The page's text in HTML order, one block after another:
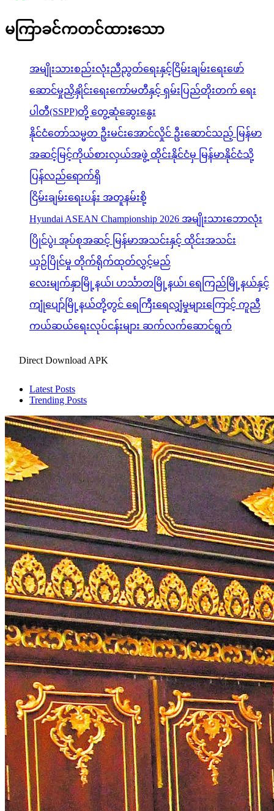
မကြာခင်ကတင်ထားသော
အမျိုးသားစည်းလုံးညီညွတ်ရေးနှင့်ငြိမ်းချမ်းရေးဖော်
ဆောင်မှုညှိနှိုင်းရေးကော်မတီနှင့် ရှမ်းပြည်တိုးတက် ရေး
ပါတီ(SSPP)တို့ တွေ့ဆုံဆွေးနွေး
နိုင်ငံတော်သမ္မတ ဦးမင်းအောင်လှိုင် ဦးဆောင်သည့် မြန်မာ
အဆင့်မြင့်ကိုယ်စားလှယ်အဖွဲ့ ထိုင်းနိုင်ငံမှ မြန်မာနိုင်ငံသို့
ပြန်လည်ရောက်ရှိ
ငြိမ်းချမ်းရေးပန်း အတူနမ်းစို့
Hyundai ASEAN Championship 2026 အမျိုးသားဘောလုံး
ပြိုင်ပွဲ၊ အုပ်စုအဆင့် မြန်မာအသင်းနှင့် ထိုင်းအသင်း
ယှဉ်ပြိုင်မှု တိုက်ရိုက်ထုတ်လွှင့်မည်
လေးမျက်နှာမြို့နယ်၊ ဟင်္သာတမြို့နယ်၊ ရေကြည်မြို့နယ်နှင့်
ကျုံပျော်မြို့နယ်တို့တွင် ရေကြီးရေလျှံမှုများကြောင့် ကူညီ
ကယ်ဆယ်ရေးလုပ်ငန်းများ ဆက်လက်ဆောင်ရွက်
Direct Download APK
Latest Posts
Trending Posts